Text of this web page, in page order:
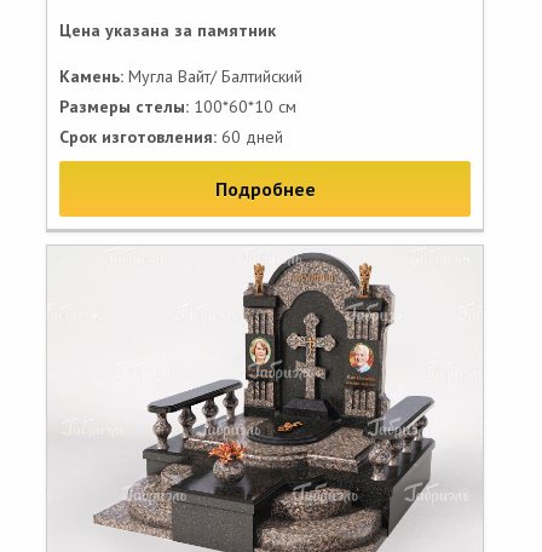
Цена указана за памятник
Камень: Мугла Вайт/ Балтийский
Размеры стелы: 100*60*10 см
Срок изготовления: 60 дней
Подробнее